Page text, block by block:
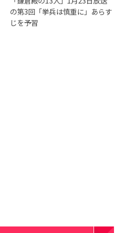
の第3回「挙兵は慎重に」あらす
じを予習